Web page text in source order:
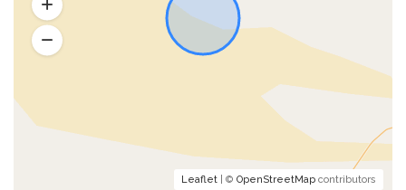
Leaflet | © OpenStreetMap contributors